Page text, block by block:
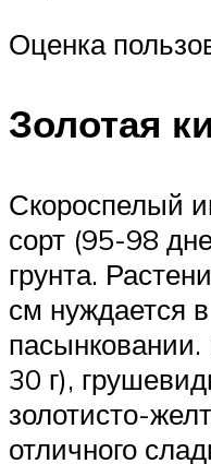
Оценка
Золотая
Скороспелый
сорт (95-98
грунта.
см нуждается
30 г),
золотисто-
отличного